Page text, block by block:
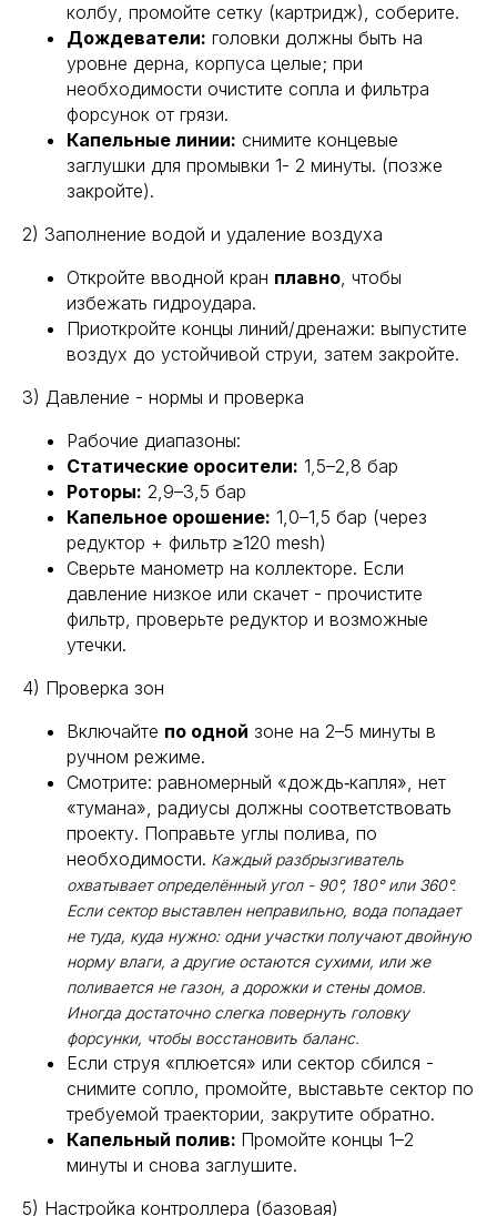
колбу, промойте сетку (картридж), соберите.
Дождеватели: головки должны быть на
уровне дерна, корпуса целые; при
необходимости очистите сопла и фильтра
форсунок от грязи.
Капельные линии: снимите концевые
заглушки для промывки 1- 2 минуты. (позже
закройте).
2) Заполнение водой и удаление воздуха
Откройте вводной кран плавно, чтобы
избежать гидроудара.
Приоткройте концы линий/дренажи: выпустите
воздух до устойчивой струи, затем закройте.
3) Давление - нормы и проверка
Рабочие диапазоны:
Статические оросители: 1,5–2,8 бар
Роторы: 2,9–3,5 бар
Капельное орошение: 1,0–1,5 бар (через
редуктор + фильтр ≥120 mesh)
Сверьте манометр на коллекторе. Если
давление низкое или скачет - прочистите
фильтр, проверьте редуктор и возможные
утечки.
4) Проверка зон
Включайте по одной зоне на 2–5 минуты в
ручном режиме.
Смотрите: равномерный «дождь‑капля», нет
«тумана», радиусы должны соответствовать
проекту. Поправьте углы полива, по
необходимости. Каждый разбрызгиватель
охватывает определённый угол - 90°, 180° или 360°.
Если сектор выставлен неправильно, вода попадает
не туда, куда нужно: одни участки получают двойную
норму влаги, а другие остаются сухими, или же
поливается не газон, а дорожки и стены домов.
Иногда достаточно слегка повернуть головку
форсунки, чтобы восстановить баланс.
Если струя «плюется» или сектор сбился -
снимите сопло, промойте, выставьте сектор по
требуемой траектории, закрутите обратно.
Капельный полив: Промойте концы 1–2
минуты и снова заглушите.
5) Настройка контроллера (базовая)